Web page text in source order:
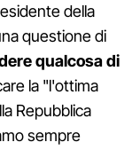
della
questione di
qualcosa di
la "l'ottima
Repubblica
sempre